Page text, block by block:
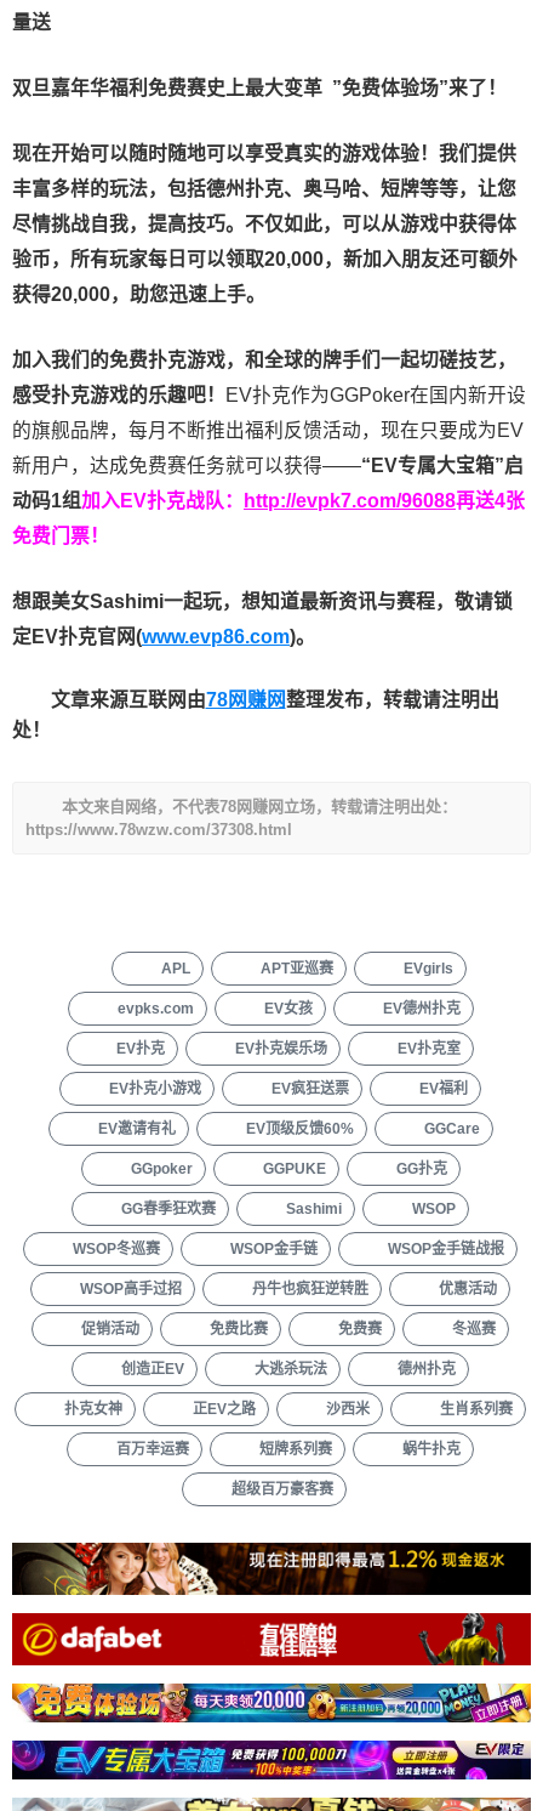
量送
双旦嘉年华福利 免费赛史上最大变革 ”免费体验场”来了！
现在开始可以随时随地可以享受真实的游戏体验！我们提供
丰富多样的玩法，包括德州扑克、奥马哈、短牌等等，让您
尽情挑战自我，提高技巧。不仅如此，
可以从游戏中获得体
验币，所有玩家每日可以领取20,000，新加入朋友还可额外
获得20,000，助您迅速上手。
加入我们的免费扑克游戏，和全球的牌手们一起切磋技艺，
感受扑克游戏的乐趣吧！
EV扑克作为GGPoker在国内新开设
的旗舰品牌，每月不断推出福利反馈活动，现在只要成为EV
新用户，达成免费赛任务就可以获得——“EV专属大宝箱”启
动码1组加入EV扑克战队： http://evpk7.com/96088再送4张
免费门票！
想跟美女Sashimi一起玩， 想知道最新资讯与赛程， 敬请锁
定EV扑克官网(www.evp86.com)。
文章来源互联网由78网赚网整理发布，转载请注明出
处！
本文来自网络，不代表78网赚网立场，转载请注明出处：
https://www.78wzw.com/37308.html
APL APT亚巡赛 EVgirls
evpks.com EV女孩 EV德州扑克
EV扑克 EV扑克娱乐场 EV扑克室
EV扑克小游戏 EV疯狂送票 EV福利
EV邀请有礼 EV顶级反馈60% GGCare
GGpoker GGPUKE GG扑克
GG春季狂欢赛 Sashimi WSOP
WSOP冬巡赛 WSOP金手链 WSOP金手链战报
WSOP高手过招 丹牛也疯狂逆转胜 优惠活动
促销活动 免费比赛 免费赛 冬巡赛
创造正EV 大逃杀玩法 德州扑克
扑克女神 正EV之路 沙西米 生肖系列赛
百万幸运赛 短牌系列赛 蜗牛扑克
超级百万豪客赛